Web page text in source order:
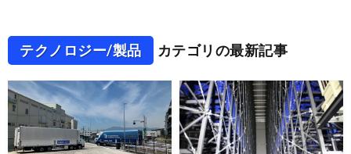
テクノロジー/製品 カテゴリの最新記事